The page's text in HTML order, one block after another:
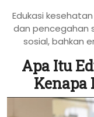
Edukasi
dan pencegahan
sosial, bahkan
Apa Itu
Kenapa